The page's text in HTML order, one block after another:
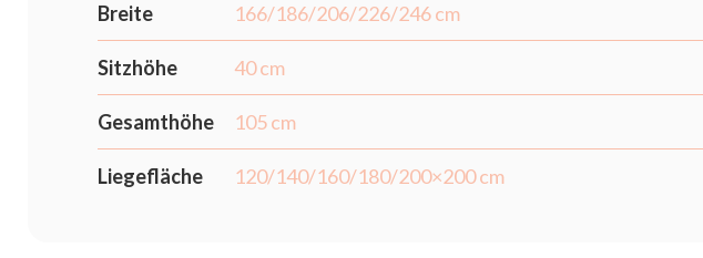
Breite 166/186/206/226/246 cm
Sitzhöhe 40 cm
Gesamthöhe 105 cm
Liegefläche 120/140/160/180/200×200 cm